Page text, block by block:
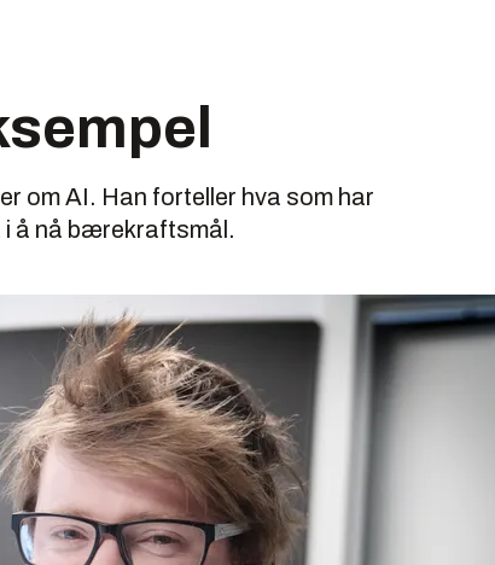
om AI. Han forteller hva som har
i å nå bærekraftsmål.